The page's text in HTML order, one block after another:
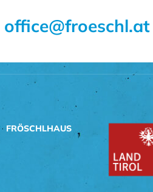
office@froeschl.at
FRÖSCHLHAUS